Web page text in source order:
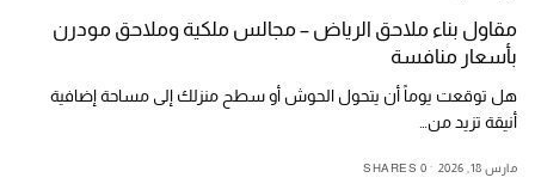
مقاول بناء ملاحق الرياض – مجالس ملكية وملاحق مودرن
بأسعار منافسة
هل توقعت يوماً أن يتحول الحوش أو سطح منزلك إلى مساحة إضافية
أنيقة تزيد من…
مارس 18, 2026 0 SHARES